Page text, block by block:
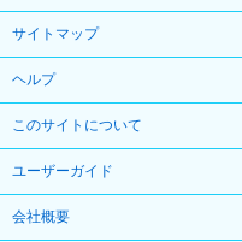
サイトマップ
ヘルプ
このサイトについて
ユーザーガイド
会社概要